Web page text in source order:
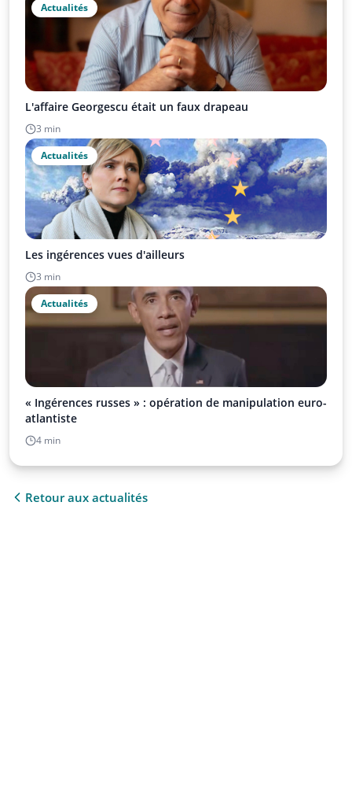
Actualités
L'affaire Georgescu était un faux drapeau
3 min
Actualités
Les ingérences vues d'ailleurs
3 min
Actualités
« Ingérences russes » : opération de manipulation euro-
atlantiste
4 min
Retour aux actualités